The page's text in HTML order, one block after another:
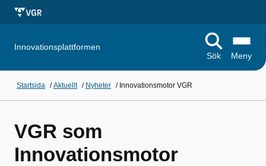
Innovationsplattformen
Sök
Meny
Startsida /Aktuellt / Nyheter / Innovationsmotor VGR
VGR som
Innovationsmotor